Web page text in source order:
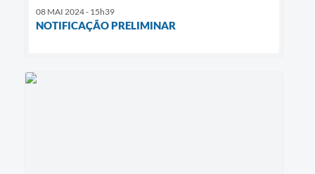
08 MAI 2024 - 15h39
NOTIFICAÇÃO PRELIMINAR